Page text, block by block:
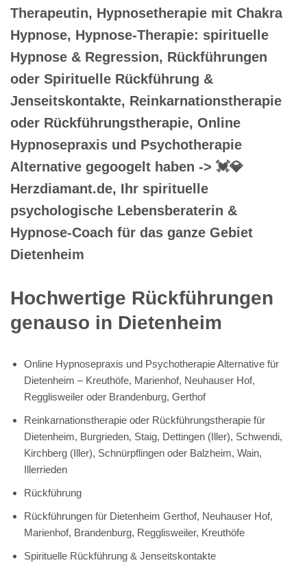
Therapeutin, Hypnosetherapie mit Chakra
Hypnose, Hypnose-Therapie: spirituelle
Hypnose & Regression, Rückführungen
oder Spirituelle Rückführung &
Jenseitskontakte, Reinkarnationstherapie
oder Rückführungstherapie, Online
Hypnosepraxis und Psychotherapie
Alternative gegoogelt haben -> 💓️💎
Herzdiamant.de, Ihr spirituelle
psychologische Lebensberaterin &
Hypnose-Coach für das ganze Gebiet
Dietenheim
Hochwertige Rückführungen
genauso in Dietenheim
Online Hypnosepraxis und Psychotherapie Alternative für
Dietenheim – Kreuthöfe, Marienhof, Neuhauser Hof,
Regglisweiler oder Brandenburg, Gerthof
Reinkarnationstherapie oder Rückführungstherapie für
Dietenheim, Burgrieden, Staig, Dettingen (Iller), Schwendi,
Kirchberg (Iller), Schnürpflingen oder Balzheim, Wain,
Illerrieden
Rückführung
Rückführungen für Dietenheim Gerthof, Neuhauser Hof,
Marienhof, Brandenburg, Regglisweiler, Kreuthöfe
Spirituelle Rückführung & Jenseitskontakte